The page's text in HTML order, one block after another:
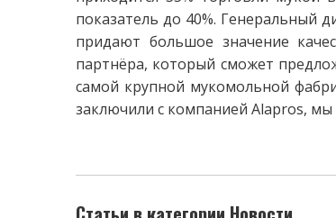
показатель до 40%. Генеральный
придают большое значение
партнёра, который сможет
самой крупной мукомольной
заключили с компанией Alapros,